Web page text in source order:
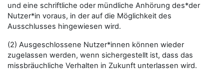
und eine schriftliche oder mündliche Anhörung des*der
Nutzer*in voraus, in der auf die Möglichkeit des
Ausschlusses hingewiesen wird.
(2) Ausgeschlossene Nutzer*innen können wieder
zugelassen werden, wenn sichergestellt ist, dass das
missbräuchliche Verhalten in Zukunft unterlassen wird.